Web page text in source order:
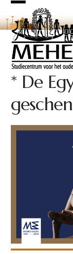
Skip
to
content
Open
mobile
menu
Close
mobile
menu
* De